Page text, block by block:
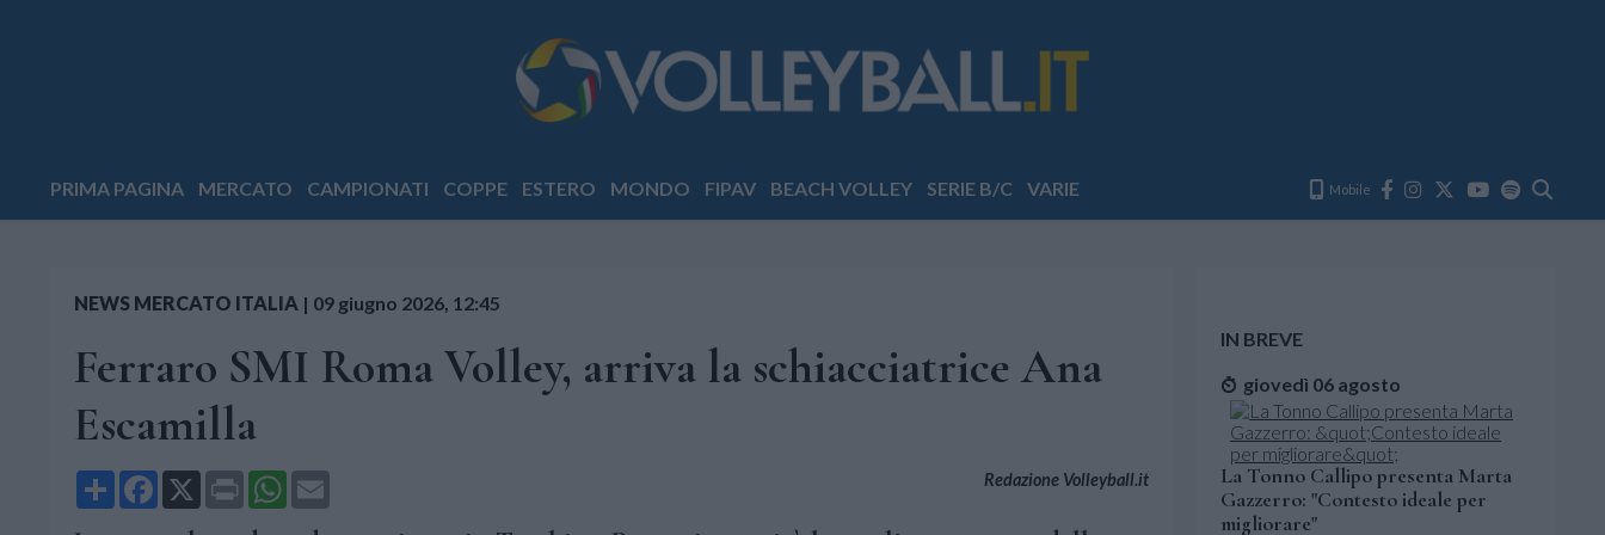
PRIMA PAGINA MERCATO CAMPIONATI COPPE ESTERO MONDO FIPAV BEACH VOLLEY SERIE B/C VARIE Mobile
NEWS MERCATO ITALIA | 09 giugno 2026, 12:45
Ferraro SMI Roma Volley, arriva la schiacciatrice Ana
Escamilla
Share Facebook
X Print WhatsApp Redazione Volleyball.it
IN BREVE
giovedì 06 agosto
La Tonno Callipo presenta Marta
Gazzerro: "Contesto ideale per
migliorare"